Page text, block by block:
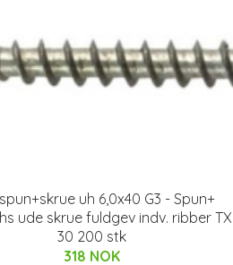
uh 6,0x40 G3 - Spun+
ude skrue fuldgev indv. ribber TX
30 200 stk
318 NOK